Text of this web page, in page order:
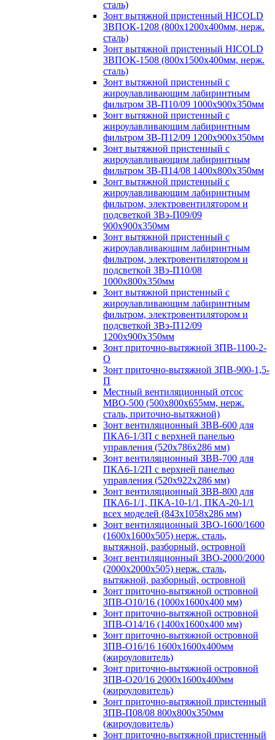
сталь)
Зонт вытяжной пристенный HICOLD
ЗВПОК-1208 (800х1200х400мм, нерж.
сталь)
Зонт вытяжной пристенный HICOLD
ЗВПОК-1508 (800х1500х400мм, нерж.
сталь)
Зонт вытяжной пристенный с
жироулавливающим лабиринтным
фильтром ЗВ-П10/09 1000х900х350мм
Зонт вытяжной пристенный с
жироулавливающим лабиринтным
фильтром ЗВ-П12/09 1200х900х350мм
Зонт вытяжной пристенный с
жироулавливающим лабиринтным
фильтром ЗВ-П14/08 1400х800х350мм
Зонт вытяжной пристенный с
жироулавливающим лабиринтным
фильтром, электровентилятором и
подсветкой ЗВэ-П09/09
900х900х350мм
Зонт вытяжной пристенный с
жироулавливающим лабиринтным
фильтром, электровентилятором и
подсветкой ЗВэ-П10/08
1000х800х350мм
Зонт вытяжной пристенный с
жироулавливающим лабиринтным
фильтром, электровентилятором и
подсветкой ЗВэ-П12/09
1200х900х350мм
Зонт приточно-вытяжной ЗПВ-1100-2-
О
Зонт приточно-вытяжной ЗПВ-900-1,5-
П
Местный вентиляционный отсос
МВО-500 (500х800х655мм, нерж.
сталь, приточно-вытяжной)
Зонт вентиляционный ЗВВ-600 для
ПКА6-1/3П с верхней панелью
управления (520х786х286 мм)
Зонт вентиляционный ЗВВ-700 для
ПКА6-1/2П с верхней панелью
управления (520х922х286 мм)
Зонт вентиляционный ЗВВ-800 для
ПКА6-1/1, ПКА-10-1/1, ПКА-20-1/1
всех моделей (843х1058х286 мм)
Зонт вентиляционный ЗВО-1600/1600
(1600х1600х505) нерж. сталь,
вытяжной, разборный, островной
Зонт вентиляционный ЗВО-2000/2000
(2000х2000х505) нерж. сталь,
вытяжной, разборный, островной
Зонт приточно-вытяжной островной
ЗПВ-О10/16 (1000х1600х400 мм)
Зонт приточно-вытяжной островной
ЗПВ-О14/16 (1400х1600х400 мм)
Зонт приточно-вытяжной островной
ЗПВ-О16/16 1600х1600х400мм
(жироуловитель)
Зонт приточно-вытяжной островной
ЗПВ-О20/16 2000х1600х400мм
(жироуловитель)
Зонт приточно-вытяжной пристенный
ЗПВ-П08/08 800х800х350мм
(жироуловитель)
Зонт приточно-вытяжной пристенный